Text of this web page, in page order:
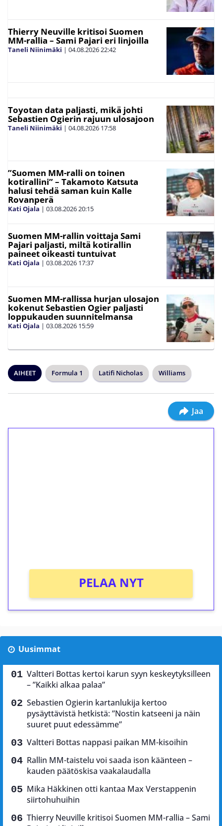
Thierry Neuville kritisoi Suomen
MM-rallia – Sami Pajari eri linjoilla
Taneli Niinimäki | 04.08.202622:42
Toyotan data paljasti, mikä johti
Sebastien Ogierin rajuun ulosajoon
Taneli Niinimäki | 04.08.2026 17:58
”Suomen MM-ralli on toinen
kotirallini” – Takamoto Katsuta
halusi tehdä saman kuin Kalle
Rovanperä
Kati Ojala | 03.08.202620:15
Suomen MM-rallin voittaja Sami
Pajari paljasti, miltä kotirallin
paineet oikeasti tuntuivat
Kati Ojala | 03.08.2026 17:37
Suomen MM-rallissa hurjan ulosajon
kokenut Sebastien Ogier paljasti
loppukauden suunnitelmansa
Kati Ojala | 03.08.2026 15:59
AIHEET Formula 1 Latifi Nicholas Williams
Jaa
PELAA NYT
Uusimmat
Valtteri Bottas kertoi karun syyn keskeytyksilleen
– ”Kaikki alkaa palaa”
Sebastien Ogierin kartanlukija kertoo
pysäyttävistä hetkistä: ”Nostin katseeni ja näin
suuret puut edessämme”
Valtteri Bottas nappasi paikan MM-kisoihin
Rallin MM-taistelu voi saada ison käänteen –
kauden päätöskisa vaakalaudalla
Mika Häkkinen otti kantaa Max Verstappenin
siirtohuhuihin
Thierry Neuville kritisoi Suomen MM-rallia – Sami